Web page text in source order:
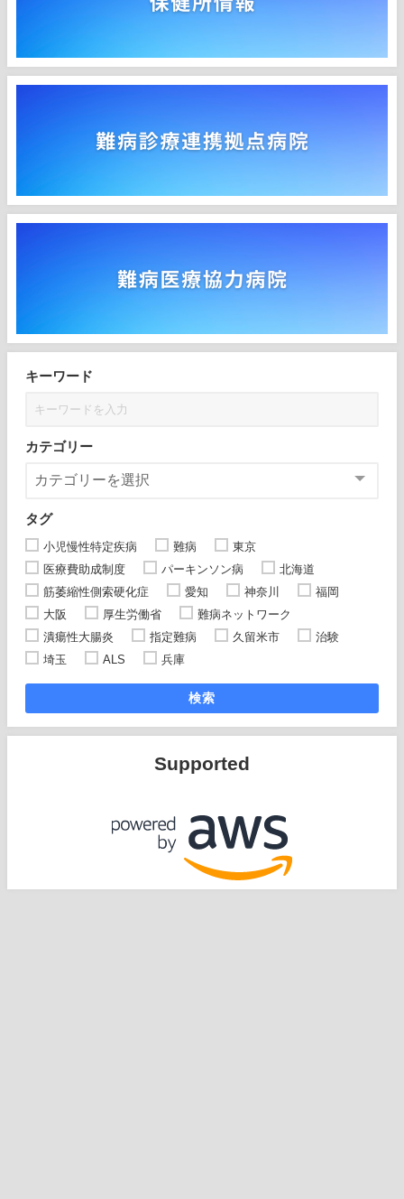
キーワード
カテゴリー
タグ
小児慢性特定疾病 難病
東京
医療費助成制度
パーキンソン病
北海道
筋萎縮性側索硬化症
愛知 神奈川
福岡
大阪
厚生労働省
難病ネットワーク
潰瘍性大腸炎
指定難病 久留米市
治験
埼玉
ALS 兵庫
検索
Supported